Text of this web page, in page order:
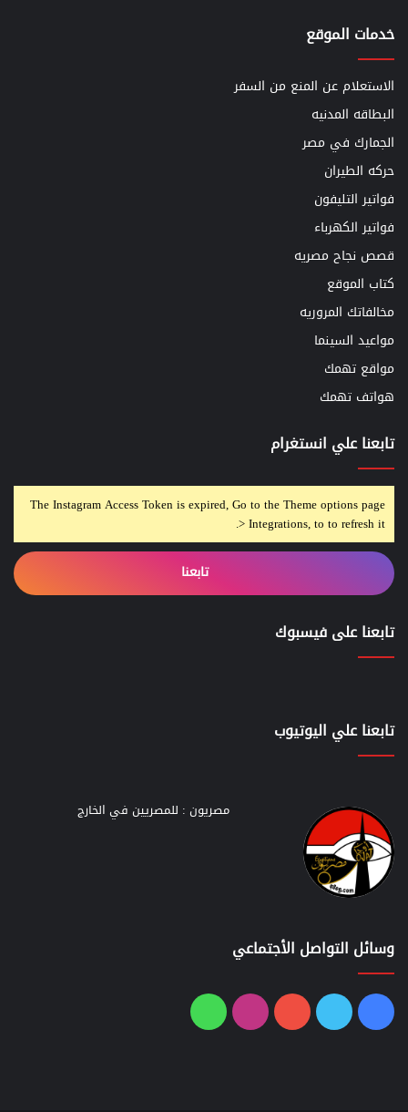
خدمات الموقع
الاستعلام عن المنع من السفر
البطاقه المدنيه
الجمارك في مصر
حركه الطيران
فواتير التليفون
فواتير الكهرباء
قصص نجاح مصريه
كتاب الموقع
مخالفاتك المروريه
مواعيد السينما
مواقع تهمك
هواتف تهمك
تابعنا علي انستغرام
The Instagram Access Token is expired, Go to the Theme options page
> Integrations, to to refresh it.
تابعنا
تابعنا على فيسبوك
تابعنا علي اليوتيوب
مصريون : للمصريين في الخارج
وسائل التواصل الأجتماعي
فيسبوك
تويتر يوتيوبانستقرامواتساب